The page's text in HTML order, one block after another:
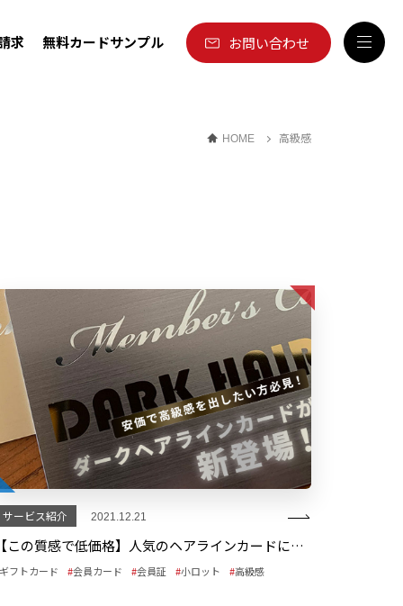
求 無料カードサンプル お問い合わせ
HOME 高級感
サービス紹介 2021.12.21
【この質感で低価格】人気のヘアラインカードに金属感を高めたダークヘアラインカードが新登場！
フトカード 会員カード 会員証 小ロット 高級感